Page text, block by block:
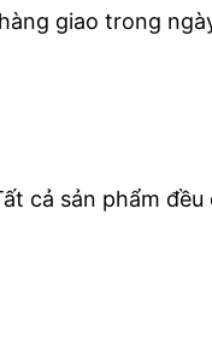
giao trong
cả sản phẩm